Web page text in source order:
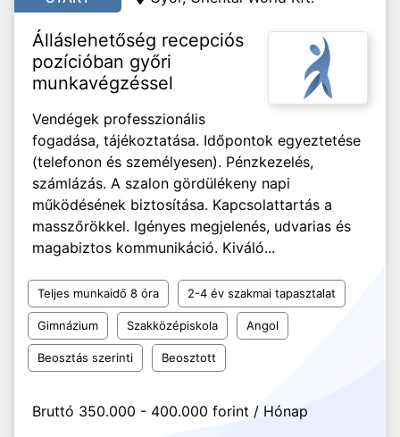
Álláslehetőség recepciós
pozícióban győri
munkavégzéssel
Vendégek professzionális
fogadása, tájékoztatása. Időpontok egyeztetése
(telefonon és személyesen). Pénzkezelés,
számlázás. A szalon gördülékeny napi
működésének biztosítása. Kapcsolattartás a
masszőrökkel. Igényes megjelenés, udvarias és
magabiztos kommunikáció. Kiváló...
Teljes munkaidő 8 óra 2-4 év szakmai tapasztalat
Gimnázium Szakközépiskola Angol
Beosztás szerinti Beosztott
Bruttó 350.000 - 400.000 forint / Hónap